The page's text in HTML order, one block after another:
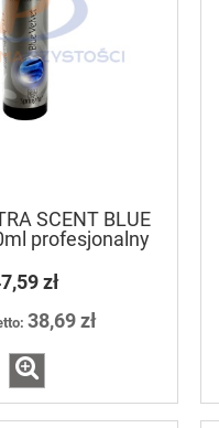
SCENT BLUE
profesjonalny
powietrza
zł
38,69 zł